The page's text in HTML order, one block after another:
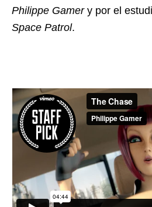
Philippe Gamery por el
Space Patrol.